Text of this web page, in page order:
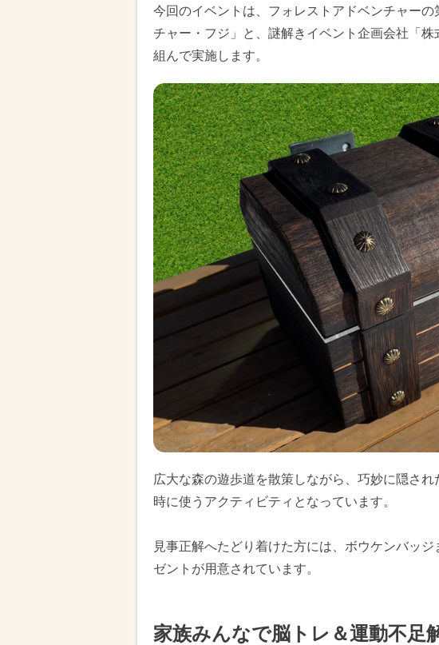
今回のイベントは、フォレストアドベンチャー
チャー・フジ」と、謎解きイベント企画会社「
組んで実施します。
広大な森の遊歩道を散策しながら、巧妙に隠さ
時に使うアクティビティとなっています。
見事正解へたどり着けた方には、ボウケンバッ
ゼントが用意されています。
家族みんなで脳トレ＆運動不足